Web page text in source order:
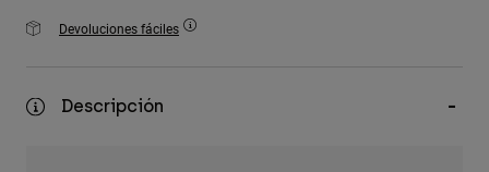
Accesorios
Bolsas y Mochilas
Devoluciones fáciles
Descripción